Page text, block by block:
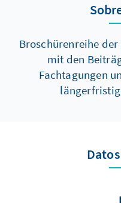
Broschürenreihe
mit den
Fachtagungen